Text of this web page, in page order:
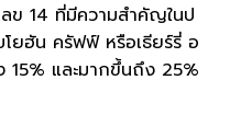
ข 14 ที่มีความสำคัญในป
โยฮัน ครัฟฟ์ หรือเธียร์รี่ อ
15% และมากขึ้นถึง 25%